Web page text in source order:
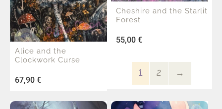
Alice and the
Clockwork Curse
67,90 €
Cheshire and the Starlit
Forest
55,00 €
1 2 →